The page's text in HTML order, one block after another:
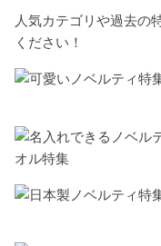
人気カテゴリや過去の
ください！